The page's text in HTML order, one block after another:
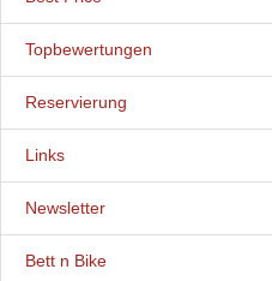
Topbewertungen
Reservierung
Links
Newsletter
Bett n Bike